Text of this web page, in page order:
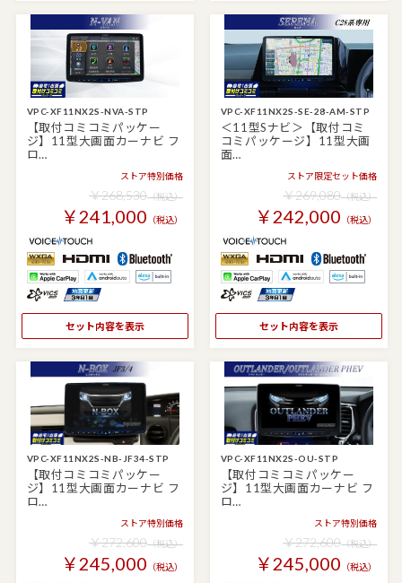
VPC-XF11NX2S-NVA-STP
【取付コミコミパッケー
ジ】11型大画面カーナビ フ
ロ…
ストア特別価格
￥268,530（税込）
￥241,000 （税込）
セット内容を表示
VPC-XF11NX2S-SE-28-AM-STP
＜11型Sナビ＞【取付コミ
コミパッケージ】11型大画
面…
ストア限定セット価格
￥269,080（税込）
￥242,000 （税込）
セット内容を表示
VPC-XF11NX2S-NB-JF34-STP
【取付コミコミパッケー
ジ】11型大画面カーナビ フ
ロ…
ストア特別価格
￥272,600（税込）
￥245,000 （税込）
VPC-XF11NX2S-OU-STP
【取付コミコミパッケー
ジ】11型大画面カーナビ フ
ロ…
ストア特別価格
￥272,600（税込）
￥245,000 （税込）